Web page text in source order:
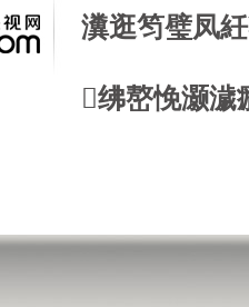
瀵逛笉璧凤
绋嶅悗灏